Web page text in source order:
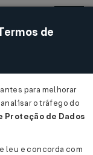
Acessar
de
para melhorar
o tráfego do
Proteção de Dados
leu e concorda com